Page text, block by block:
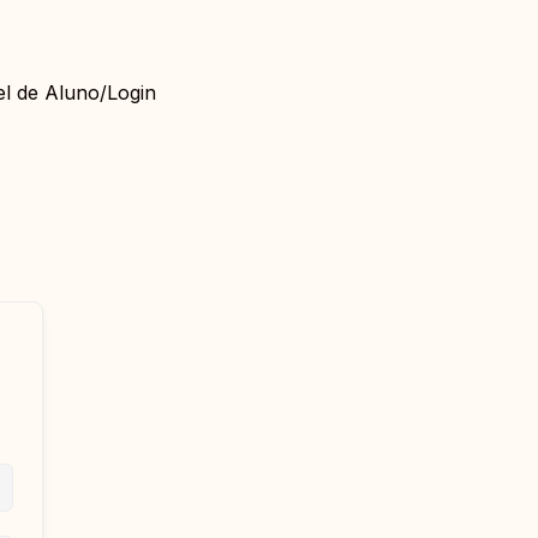
de Aluno/Login